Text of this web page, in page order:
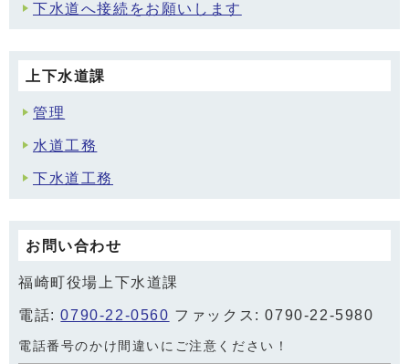
下水道へ接続をお願いします
上下水道課
管理
水道工務
下水道工務
お問い合わせ
福崎町役場上下水道課
電話:0790-22-0560 ファックス: 0790-22-5980
電話番号のかけ間違いにご注意ください！